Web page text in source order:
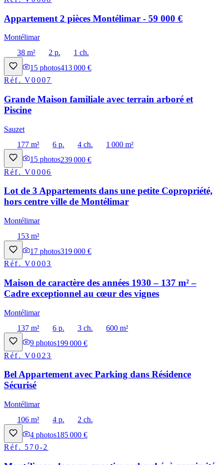
Appartement 2 pièces Montélimar - 59 000 €
Montélimar
38 m²
2 p.
1 ch.
15 photos413 000 €
Réf.V0007
Grande Maison familiale avec terrain arboré et
Piscine
Sauzet
177 m²
6 p. 4 ch.
1 000 m²
15 photos239 000 €
Réf.V0006
Lot de 3 Appartements dans une petite Copropriété,
hors centre ville de Montélimar
Montélimar
153 m²
17 photos319 000 €
Réf.V0003
Maison de caractère des années 1930 – 137 m² –
Cadre exceptionnel au cœur des vignes
Montélimar
137 m²
6 p. 3 ch.
600 m²
9 photos199 000 €
Réf.V0023
Bel Appartement avec Parking dans Résidence
Sécurisé
Montélimar
106 m²
4 p.
2 ch.
4 photos185 000 €
Réf. 570-2